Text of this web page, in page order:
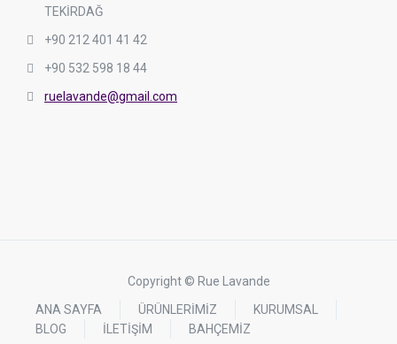
TEKİRDAĞ
+90 212 401 41 42
+90 532 598 18 44
ruelavande@gmail.com
Copyright © Rue Lavande
ANA SAYFA
ÜRÜNLERİMİZ
KURUMSAL
BLOG
İLETİŞİM BAHÇEMİZ